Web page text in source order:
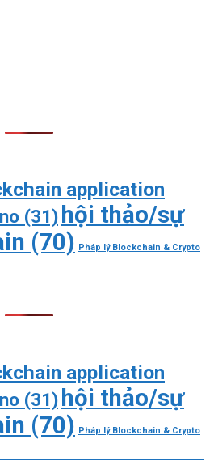
application
(31) hội thảo/sự
(70) Pháp lý Blockchain & Crypto
application
(31)hội thảo/sự
(70) Pháp lý Blockchain & Crypto